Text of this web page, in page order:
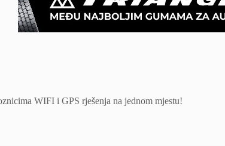
WIFI i GPS rješenja na jednom mjestu!